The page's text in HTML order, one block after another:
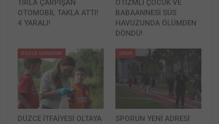
TIRLA ÇARPIŞAN
OTOMOBİL TAKLA ATTI!
4 YARALI!
OTİZMLİ ÇOCUK VE
BABAANNESİ SÜS
HAVUZUNDA ÖLÜMDEN
DÖNDÜ!
DÜZCE GÜNDEMİ
DÜZCE İTFAİYESİ OLTAYA
SPOR
SPORUN YENİ ADRESİ